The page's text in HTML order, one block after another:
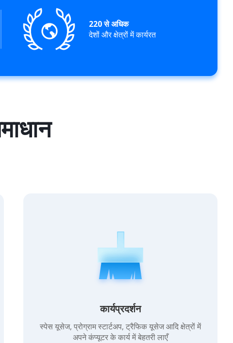
220 से अधिक
देशों और क्षेत्रों में कार्यरत
कार्यप्रदर्शन
स्पेस यूसेज, प्रोग्राम स्टार्टअप, ट्रैफिक यूसेज आदि क्षेत्रों में
अपने कंप्यूटर के कार्य में बेहतरी लाएँ